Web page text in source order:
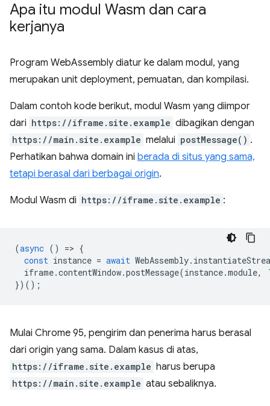
Apa itu modul Wasm dan cara
kerjanya
Program WebAssembly diatur ke dalam modul, yang
merupakan unit deployment, pemuatan, dan kompilasi.
Dalam contoh kode berikut, modul Wasm yang diimpor
dari https://iframe.site.example dibagikan dengan
https://main.site.example melalui postMessage() .
Perhatikan bahwa domain ini berada di situs yang sama,
tetapi berasal dari berbagai origin.
Modul Wasm di https://iframe.site.example :
(async () => {
const instance = await WebAssembly.
iframe.contentWindow.postMessage(instance.module,
})();
Mulai Chrome 95, pengirim dan penerima harus berasal
dari origin yang sama. Dalam kasus di atas,
https://iframe.site.example harus berupa
https://main.site.example atau sebaliknya.